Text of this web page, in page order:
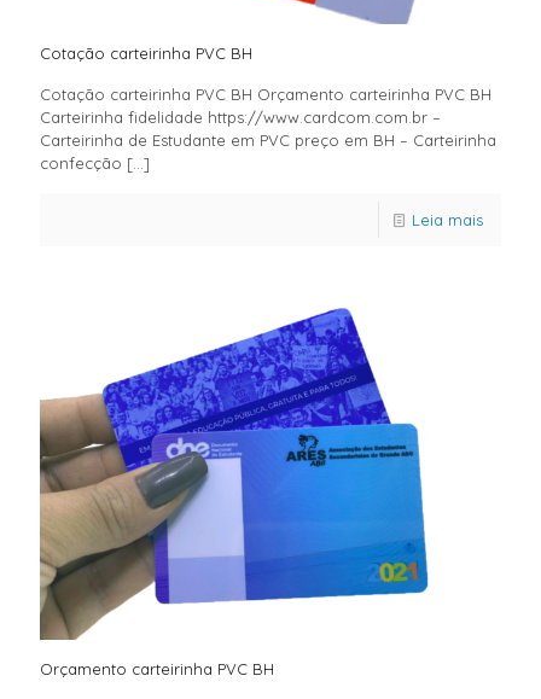
Cotação carteirinha PVC BH
Cotação carteirinha PVC BH Orçamento carteirinha PVC BH
Carteirinha fidelidade https://www.cardcom.com.br –
Carteirinha de Estudante em PVC preço em BH – Carteirinha
confecção […]
Leia mais
Orçamento carteirinha PVC BH